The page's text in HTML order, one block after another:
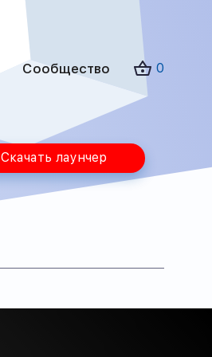
Сообщество 0
Скачать лаунчер